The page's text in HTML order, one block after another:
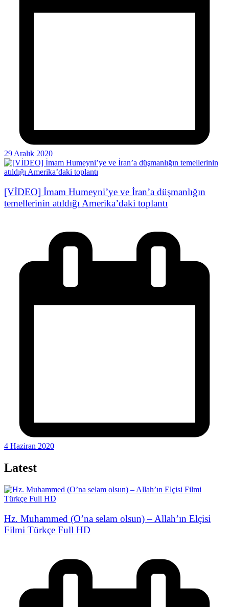
29 Aralık 2020
[VİDEO] İmam Humeyni’ye ve İran’a düşmanlığın
temellerinin atıldığı Amerika’daki toplantı
4 Haziran 2020
Latest
Hz. Muhammed (O’na selam olsun) – Allah’ın Elçisi
Filmi Türkçe Full HD